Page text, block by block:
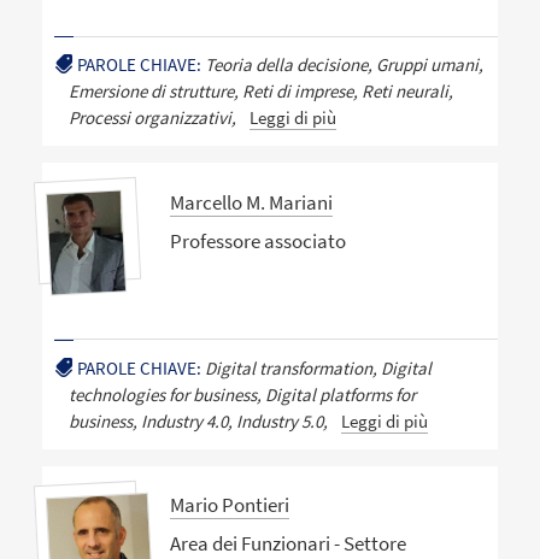
PAROLE CHIAVE: Teoria della decisione, Gruppi umani,
Emersione di strutture, Reti di imprese, Reti neurali,
Processi organizzativi,
Leggi di più
Marcello M. Mariani
Professore associato
PAROLE CHIAVE: Digital transformation, Digital
technologies for business, Digital platforms for
business, Industry 4.0, Industry 5.0,
Leggi di più
Mario Pontieri
Area dei Funzionari - Settore